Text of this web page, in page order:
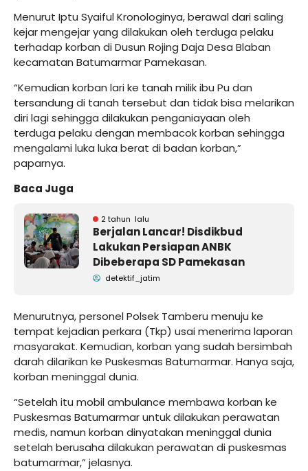
Menurut Iptu Syaiful Kronologinya, berawal dari saling
kejar mengejar yang dilakukan oleh terduga pelaku
terhadap korban di Dusun Rojing Daja Desa Blaban
kecamatan Batumarmar Pamekasan.
“Kemudian korban lari ke tanah milik ibu Pu dan
tersandung di tanah tersebut dan tidak bisa melarikan
diri lagi sehingga dilakukan penganiayaan oleh
terduga pelaku dengan membacok korban sehingga
mengalami luka luka berat di badan korban,”
paparnya.
Baca Juga
2 tahun lalu
Berjalan Lancar! Disdikbud
Lakukan Persiapan ANBK
Dibeberapa SD Pamekasan
detektif_jatim
Menurutnya, personel Polsek Tamberu menuju ke
tempat kejadian perkara (Tkp) usai menerima laporan
masyarakat. Kemudian, korban yang sudah bersimbah
darah dilarikan ke Puskesmas Batumarmar. Hanya saja,
korban meninggal dunia.
“Setelah itu mobil ambulance membawa korban ke
Puskesmas Batumarmar untuk dilakukan perawatan
medis, namun korban dinyatakan meninggal dunia
setelah berusaha dilakukan perawatan di puskesmas
batumarmar,” jelasnya.